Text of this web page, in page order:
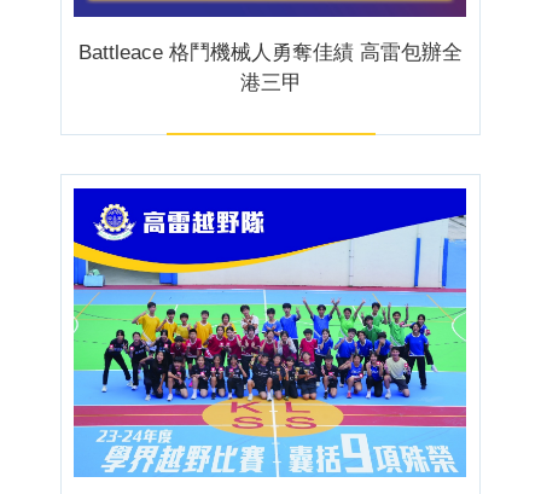
Battleace 格鬥機械人勇奪佳績 高雷包辦全
港三甲